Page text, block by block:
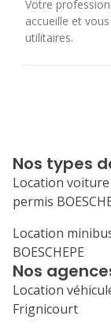
Votre
accueille et
utilitaires.
Nos
Location
Frignicourt
Nos types
Location voiture
permis
Location
BOESCHEPE